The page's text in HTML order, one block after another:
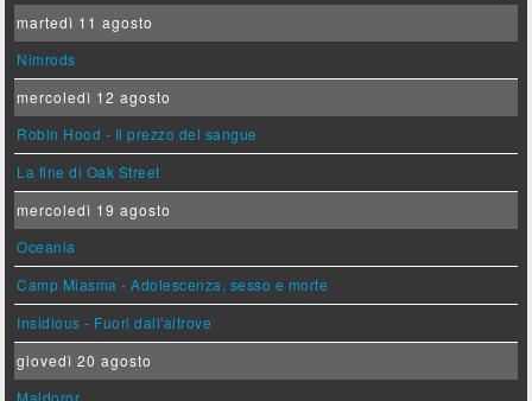
martedì 11 agosto
Nimrods
mercoledì 12 agosto
Robin Hood - Il prezzo del sangue
La fine di Oak Street
mercoledì 19 agosto
Oceania
Camp Miasma - Adolescenza, sesso e morte
Insidious - Fuori dall'altrove
giovedì 20 agosto
Maldoror